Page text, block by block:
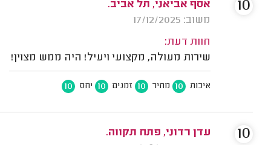
אסף אביאני, תל אביב.
משוב: 17/12/2025
חוות דעת:
שירות מעולה, מקצועי ויעיל! היה ממש מצוין!
איכות 10 מחיר 10 זמנים 10 יחס 10
10
עדן רדוני, פתח תקווה.
10